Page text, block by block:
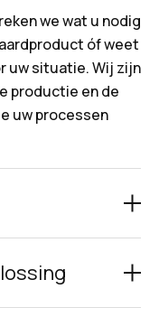
we wat u nodig
óf weet
uw situatie. Wij zijn
productie en de
uw processen